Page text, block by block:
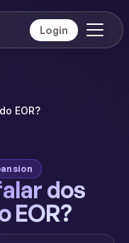
Login
EOR?
dos
EOR?